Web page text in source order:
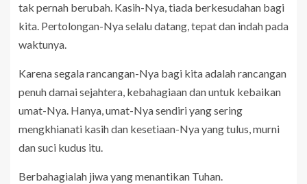
tak pernah berubah. Kasih-Nya, tiada berkesudahan bagi
kita. Pertolongan-Nya selalu datang, tepat dan indah pada
waktunya.
Karena segala rancangan-Nya bagi kita adalah rancangan
penuh damai sejahtera, kebahagiaan dan untuk kebaikan
umat-Nya. Hanya, umat-Nya sendiri yang sering
mengkhianati kasih dan kesetiaan-Nya yang tulus, murni
dan suci kudus itu.
Berbahagialah jiwa yang menantikan Tuhan.